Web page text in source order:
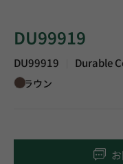
DU99919, Durable,
DU99919
DU99919 Durable
ブラウン